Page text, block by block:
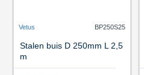
Vetus BP250S25
Stalen buis D 250mm L 2,5
m